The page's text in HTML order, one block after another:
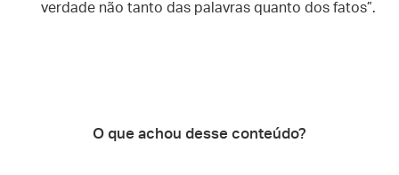
verdade não tanto das palavras quanto dos fatos”.
O que achou desse conteúdo?